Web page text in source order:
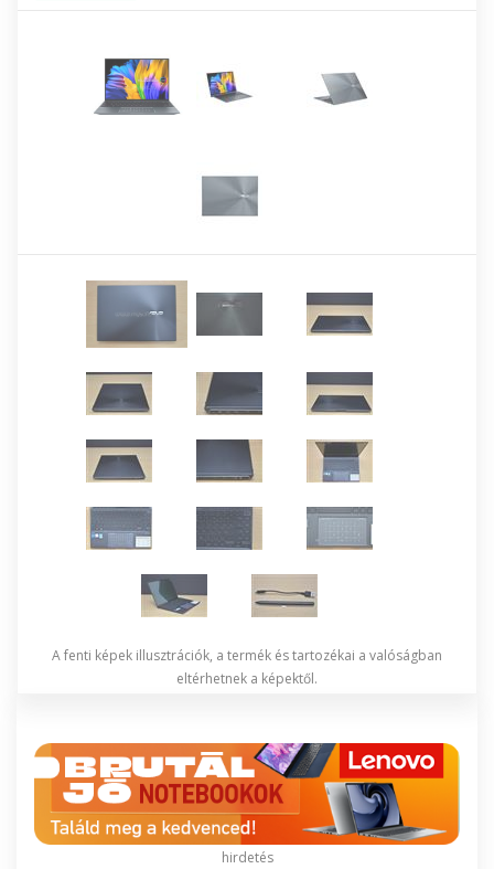
A fenti képek illusztrációk, a termék és tartozékai a valóságban
eltérhetnek a képektől.
hirdetés